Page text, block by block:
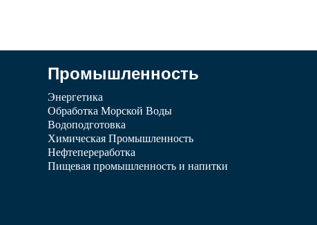
Промышленность
Энергетика
Обработка Морской Воды
Водоподготовка
Химическая Промышленность
Нефтепереработка
Пищевая промышленность и напитки